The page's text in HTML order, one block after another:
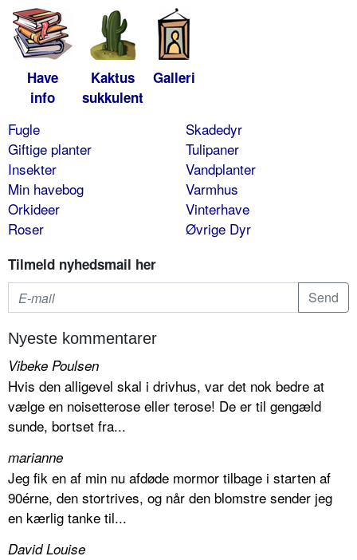
Have
info
Kaktus
sukkulent
Galleri
Fugle
Giftige planter
Insekter
Min havebog
Orkideer
Roser
Skadedyr
Tulipaner
Vandplanter
Varmhus
Vinterhave
Øvrige Dyr
Tilmeld nyhedsmail her
Nyeste kommentarer
Vibeke Poulsen
Hvis den alligevel skal i drivhus, var det nok bedre at
vælge en noisetterose eller terose! De er til gengæld
sunde, bortset fra...
marianne
Jeg fik en af min nu afdøde mormor tilbage i starten af
90érne, den stortrives, og når den blomstre sender jeg
en kærlig tanke til...
David Louise